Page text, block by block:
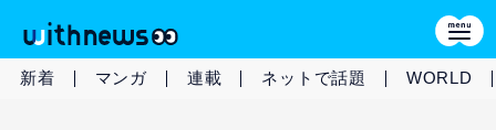
新着 マンガ 連載 ネットで話題 WORLD